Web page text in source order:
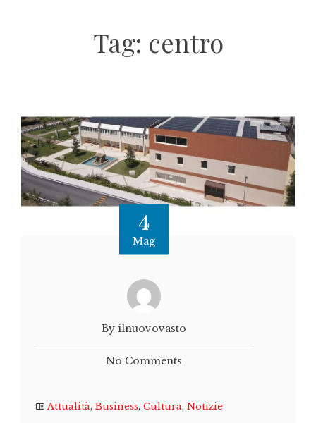
Tag: centro
4
Mag
By ilnuovovasto
No Comments
Attualità, Business, Cultura, Notizie